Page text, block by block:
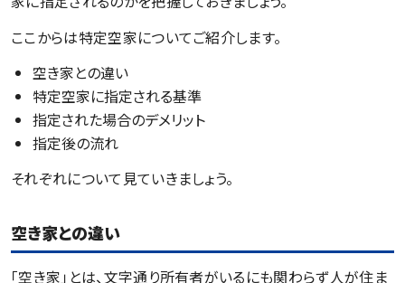
ここからは特定空家についてご紹介します。
空き家との違い
特定空家に指定される基準
指定された場合のデメリット
指定後の流れ
それぞれについて見ていきましょう。
空き家との違い
「空き家」とは、文字通り所有者がいるにも関わらず人が住ま